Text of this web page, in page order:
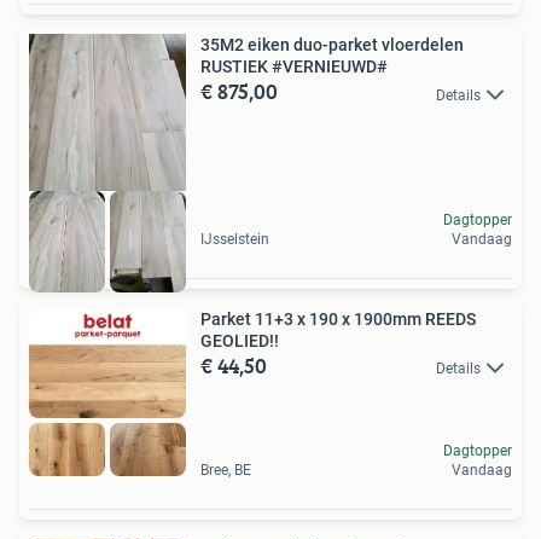
35M2 eiken duo-parket vloerdelen
RUSTIEK #VERNIEUWD#
€ 875,00 Details
IJsselstein
Dagtopper
Vandaag
Parket 11+3 x 190 x 1900mm REEDS
GEOLIED!!
€ 44,50 Details
Bree, BE
Dagtopper
Vandaag